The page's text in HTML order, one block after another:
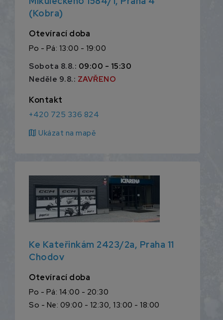
(Kobra)
Otevírací doba
Po - Pá: 13:00 - 19:00
Sobota 8.8.: 09:00 - 15:30
Neděle 9.8.: ZAVŘENO
Kontakt
+420 725 336 824
map Ukázat na mapě
Ke Kateřinkám 2423/2a, Praha 11
Chodov
Otevírací doba
Po - Pá: 14:00 - 20:30
So - Ne: 09:00 - 12:30, 13:00 - 18:00